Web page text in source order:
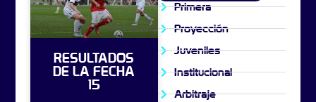
RESULTADOS
DE LA FECHA
15
Primera
Proyección
Juveniles
Institucional
Arbitraje